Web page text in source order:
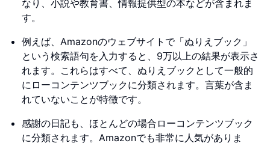
なり、小説や教育書、情報提供型の本などが含まれま
す。
例えば、Amazonのウェブサイトで「ぬりえブック」
という検索語句を入力すると、9万以上の結果が表示さ
れます。これらはすべて、ぬりえブックとして一般的
にローコンテンツブックに分類されます。言葉が含ま
れていないことが特徴です。
感謝の日記も、ほとんどの場合ローコンテンツブック
に分類されます。Amazonでも非常に人気がありま